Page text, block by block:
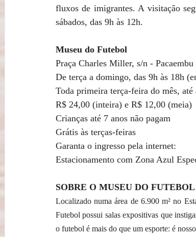
fluxos de imigrantes. A visitação
sábados, das 9h às 12h.
Museu do Futebol
Praça Charles Miller, s/n - Pacaembu
De terça a domingo, das 9h às 18h
Toda primeira terça-feira do mês, até
R$ 24,00 (inteira) e R$ 12,00 (meia)
Crianças até 7 anos não pagam
Grátis às terças-feiras
Garanta o ingresso pela internet:
Estacionamento com Zona Azul
SOBRE O MUSEU DO FUTEBOL
Localizado numa área de 6.900 m² no
Futebol possui salas expositivas que
o futebol é mais do que um esporte: é